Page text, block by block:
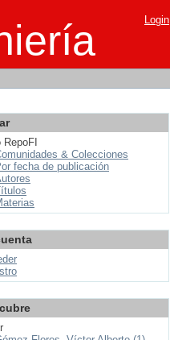
Login
RepoFI
& Colecciones
fecha de publicación